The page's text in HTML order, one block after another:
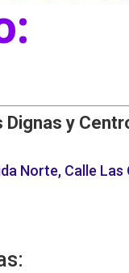
y
Norte, Calle Las